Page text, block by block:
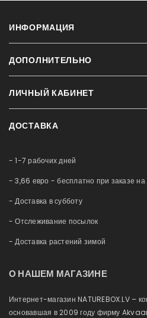
ИНФОРМАЦИЯ
Информация о доставке
Условия
Обслуживание аквариумов
Esto Рассрочка
Блог
ДОПОЛНИТЕЛЬНО
Бренды
Новые продукты
ЛИЧНЫЙ КАБИНЕТ
Профиль
Приобретённые товары
Список желаний
Сравнение
ДОСТАВКА
- 1-7 рабочих дней
- 3,66 евро - бесплатно при заказе
- Доставка в субботу
- Отслеживание посылок
- Доставка растений зимой
О НАШЕМ МАГАЗИНЕ
Интернет-магазин NATUREBOX.LV –
основавшая в 2009 году фирму